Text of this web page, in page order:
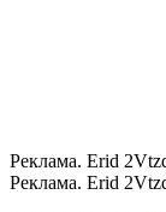
Реклама. Erid
Реклама. Erid